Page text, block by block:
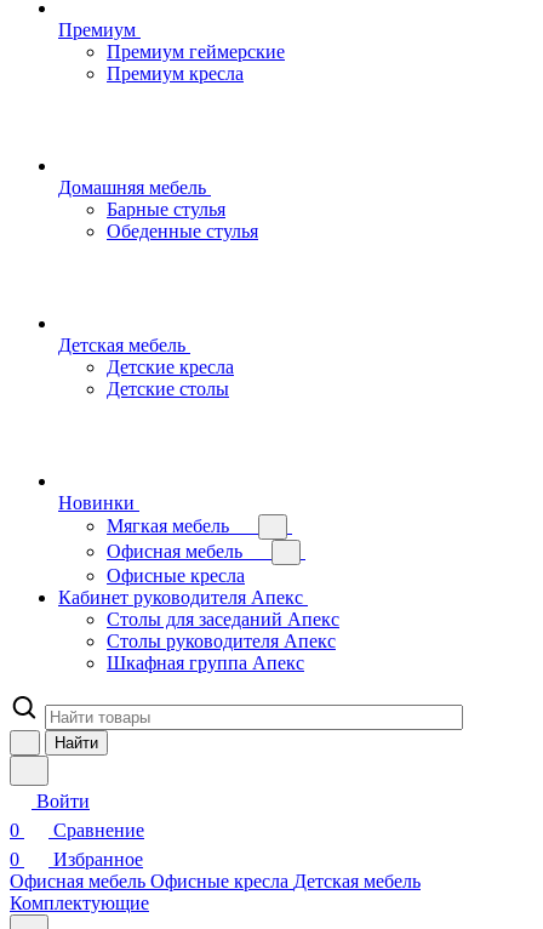
Премиум
Премиум геймерские
Премиум кресла
Домашняя мебель
Барные стулья
Обеденные стулья
Детская мебель
Детские кресла
Детские столы
Новинки
Мягкая мебель
Офисная мебель
Офисные кресла
Кабинет руководителя Апекс
Столы для заседаний Апекс
Столы руководителя Апекс
Шкафная группа Апекс
Найти
Войти
0
Сравнение
0
Избранное
Офисная мебель Офисные кресла Детская мебель
Комплектующие